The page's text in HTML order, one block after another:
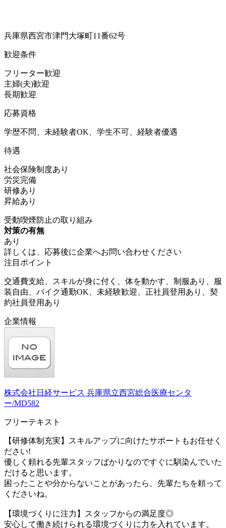
兵庫県西宮市津門大塚町11番62号
歓迎条件
フリーター歓迎
主婦(夫)歓迎
長期歓迎
応募資格
学歴不問、未経験者OK、学生不可、経験者優遇
待遇
社会保険制度あり
労災完備
研修あり
昇給あり
受動喫煙防止の取り組み
対策の有無
あり
詳しくは、応募後に企業へお問い合わせください
注目ポイント
交通費支給、スキルが身に付く、体を動かす、制服あり、服
装自由、バイク通勤OK、未経験歓迎、正社員登用あり、契
約社員登用あり
企業情報
株式会社日経サービス 兵庫県立西宮総合医療センタ
ー/MD582
フリーテキスト
【研修体制充実】スキルアップに向けたサポートもお任せく
ださい!
優しく頼れる先輩スタッフばかりなのですぐに馴染んでいた
だけると思います。
困ったことや分からないことがあったら、先輩たちを頼って
くださいね。
【環境づくりに注力】スタッフからの満足度◎
安心して働き続けられる環境づくりに力を入れています。